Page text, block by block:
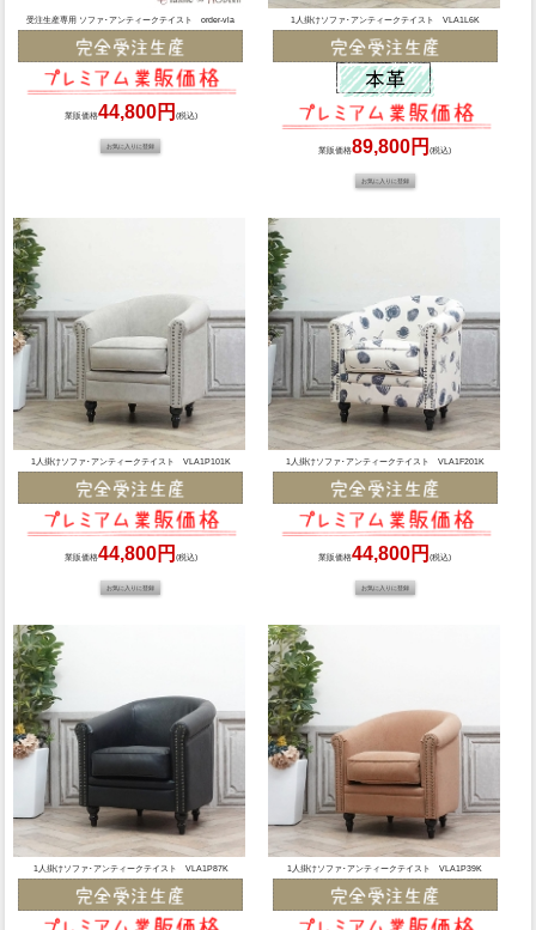
受注生産専用 ソファ･アンティークテイスト order-vla
業販価格44,800円 (税込)
1人掛けソファ･アンティークテイスト VLA1L6K
業販価格89,800円(税込)
1人掛けソファ･アンティークテイスト VLA1P101K
業販価格44,800円 (税込)
1人掛けソファ･アンティークテイスト VLA1F201K
業販価格44,800円(税込)
1人掛けソファ･アンティークテイスト VLA1P87K 1人掛けソファ･アンティークテイスト VLA1P39K